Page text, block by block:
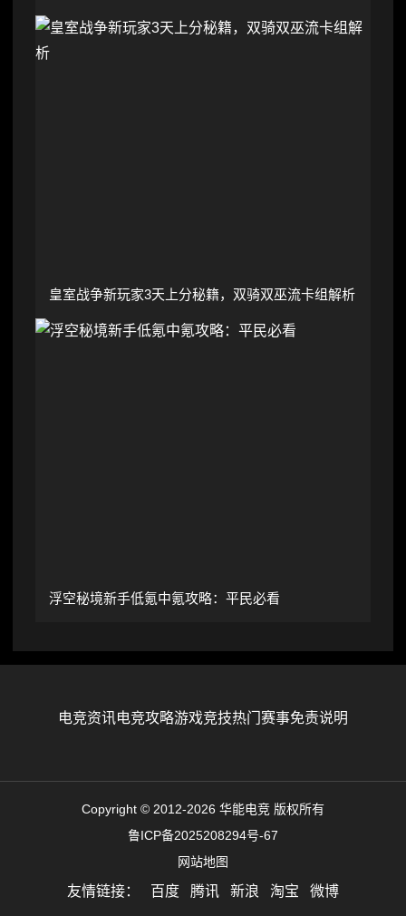
皇室战争新玩家3天上分秘籍，双骑双巫流卡组解析
浮空秘境新手低氪中氪攻略：平民必看
电竞资讯电竞攻略游戏竞技热门赛事免责说明
Copyright © 2012-2026 华能电竞 版权所有
鲁ICP备2025208294号-67
网站地图
友情链接： 百度 腾讯 新浪 淘宝 微博